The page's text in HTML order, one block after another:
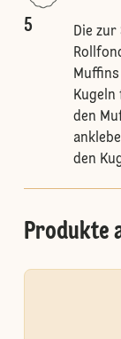
5
Die zur
den
den
Produkte